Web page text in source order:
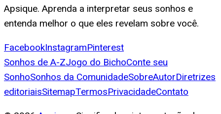
Apsique. Aprenda a interpretar seus sonhos e
entenda melhor o que eles revelam sobre você.
FacebookInstagramPinterest
Sonhos de A-ZJogo do BichoConte seu
SonhoSonhos da ComunidadeSobreAutorDiretrizes
editoriaisSitemapTermosPrivacidadeContato